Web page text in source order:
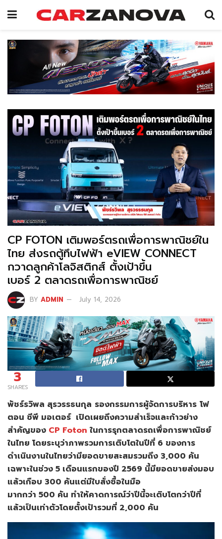
CP FOTON เติมพอร์ตรถเพื่อการพาณิชย์ใน
ไทย ส่งรถตู้ทึบไฟฟ้า eVIEW CONNECT
กวาดลูกค้าโลจิสติกส์ ตั้งเป้าขึ้น
เบอร์ 2 ตลาดรถเพื่อการพาณิชย์
BY ADMIN July 14, 2026
3
SHARES
พัชร์รวิพล สุรวรรธนกุล รองกรรมการผู้จัดการบริหาร โฟ
ตอน ซีพี มอเตอร์ เปิดเผยถึงความสำเร็จและก้าวย่าง
สำคัญของ CP Foton ในการรุกตลาดรถเพื่อการพาณิชย์
ในไทย โดยระบุว่าภาพรวมการเติบโตในปีที่ 6 ของการ
ดำเนินงานในไทยว่ามียอดขายสะสมรวมถึง 3,000 คัน
เฉพาะในช่วง 5 เดือนแรกของปี 2569 นี้มียอดขายส่งมอบ
แล้วเกือบ 300 คันแต่มีใบสั่งซื้อในมือ
มากกว่า 500 คัน ทำให้คาดการณ์ว่าปีนี้จะเติบโตกว่าปีที่
แล้วเป็นเท่าตัวโดยตั้งเป้ารวมที่ 2,000 คัน